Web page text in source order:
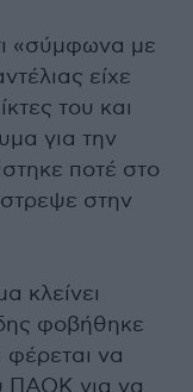
«σύμφωνα με
είχε
του και
για την
ποτέ στο
στην
κλείνει
φοβήθηκε
φέρεται να
ΠΑΟΚ για να